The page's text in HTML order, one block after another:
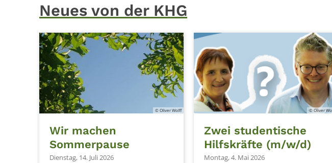
Neues von der KHG
© Oliver Wolff
Wir machen
Sommerpause
Dienstag, 14. Juli 2026
© Oliver
Zwei studentische
Hilfskräfte (m/w/d)
Montag, 4. Mai 2026